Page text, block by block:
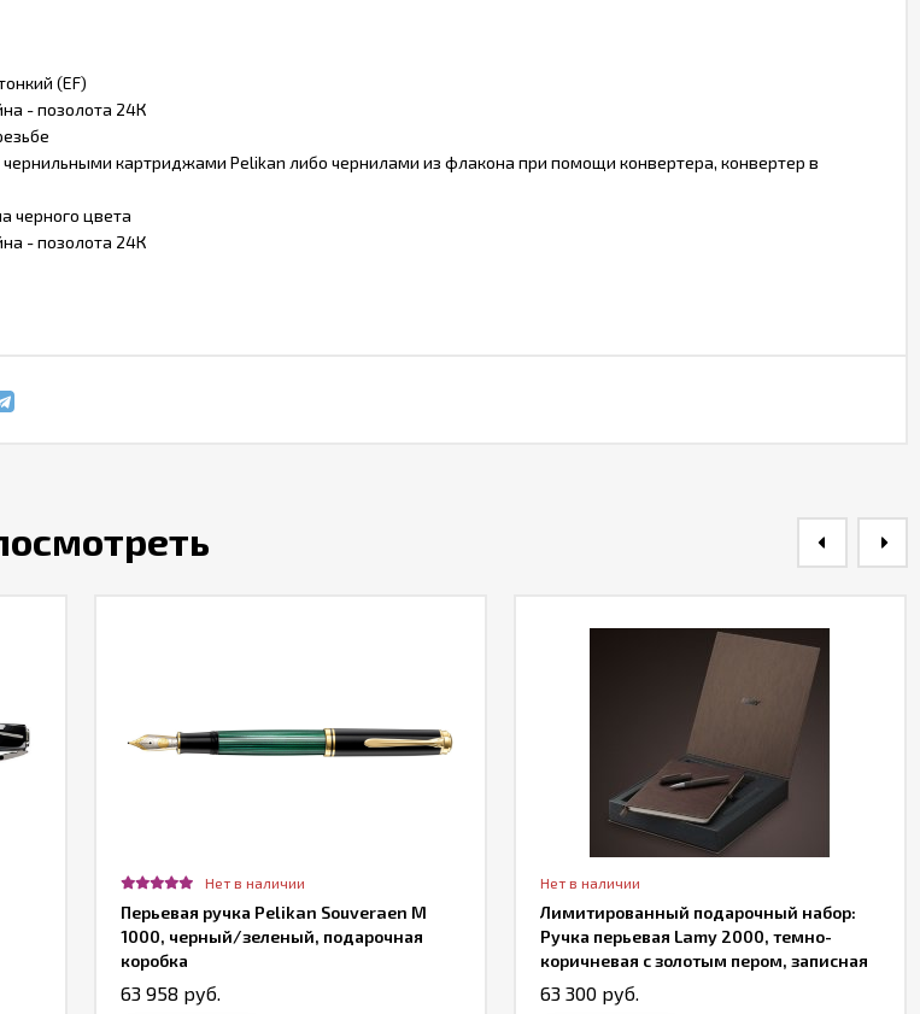
(EF)
- позолота 24К
чернильными картриджами Pelikan либо чернилами из флакона при помощи конвертера, конвертер в
черного цвета
- позолота 24К
Нет в наличии
Перьевая ручка Pelikan Souveraen M
1000, черный/зеленый, подарочная
коробка
63 958 руб.
Нет в наличии
Лимитированный подарочный набор:
Ручка перьевая Lamy 2000, темно-
коричневая с золотым пером, записная
книжка и книга
63 300 руб.